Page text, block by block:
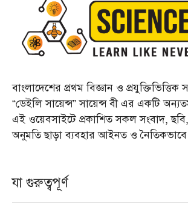
বাংলাদেশের প্রথম বিজ্ঞান ও প্রযুক্তিভিত্তিক
“ডেইলি সায়েন্স” সায়েন্স বী এর একটি
এই ওয়েবসাইটে প্রকাশিত সকল সংবাদ,
অনুমতি ছাড়া ব্যবহার আইনত ও
যা গুরুত্বপূর্ণ